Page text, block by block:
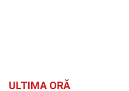
ULTIMA ORĂ